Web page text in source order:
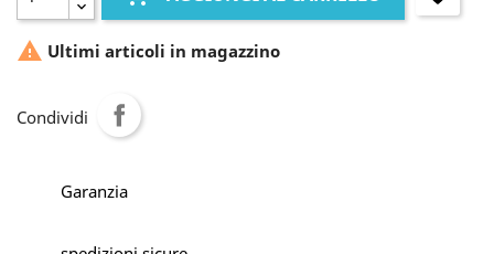
 Ultimi articoli in magazzino
Condividi
Garanzia